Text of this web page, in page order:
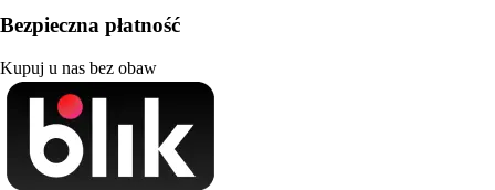
Bezpieczna płatność
Kupuj u nas bez obaw